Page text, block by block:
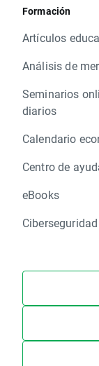
Formación
Artículos
Análisis de
Seminarios
diarios
Calendario
Centro de
eBooks
Ciberseguridad